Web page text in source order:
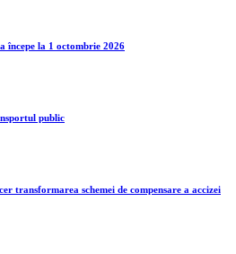
la 1 octombrie 2026
public
transformarea schemei de compensare a accizei